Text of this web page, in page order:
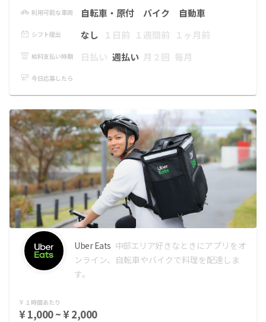
利用可能な車両 自転車・原付 バイク 自動車
シフト提出 なし １日前 １週間前 １ヶ月前
給料支払い時期 日払い 週払い 月２回 毎月
今日応募したら
Uber Eats 中部エリア好きなときにアプリをオ
ンライン、自転車やバイクで料理を配達しま
す。
１時間あたり
¥ 1,000 ~ ¥ 2,000